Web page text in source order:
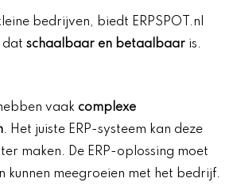
bedrijven, biedt ERPSPOT.nl
dat schaalbaar en betaalbaar is.
vaak complexe
. Het juiste ERP-systeem kan deze
maken. De ERP-oplossing moet
kunnen meegroeien met het bedrijf.